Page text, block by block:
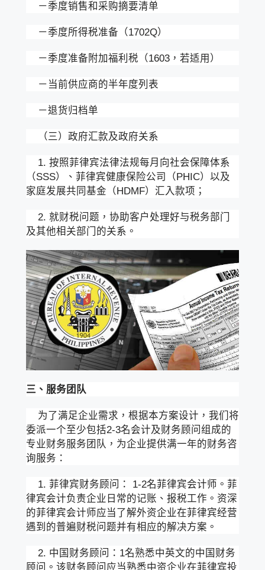
－季度销售和采购摘要清单
－季度所得税准备（1702Q）
－季度准备附加福利税（1603，若适用）
－当前供应商的半年度列表
－退货归档单
（三）政府汇款及政府关系
1. 按照菲律宾法律法规每月向社会保障体系
（SSS）、菲律宾健康保险公司（PHIC）以及
家庭发展共同基金（HDMF）汇入款项；
2. 就财税问题，协助客户处理好与税务部门
及其他相关部门的关系。
三、服务团队
为了满足企业需求，根据本方案设计，我们将
委派一个至少包括2-3名会计及财务顾问组成的
专业财务服务团队，为企业提供满一年的财务咨
询服务：
1. 菲律宾财务顾问： 1-2名菲律宾会计师。菲
律宾会计负责企业日常的记账、报税工作。资深
的菲律宾会计师应当了解外资企业在菲律宾经营
遇到的普遍财税问题并有相应的解决方案。
2. 中国财务顾问：1名熟悉中英文的中国财务
顾问。该财务顾问应当熟悉中资企业在菲律宾投